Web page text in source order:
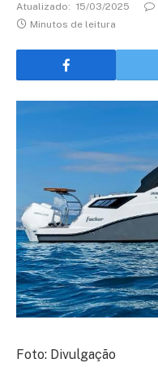
Atualizado: 15/03/2025
Minutos de leitura
Foto: Divulgação